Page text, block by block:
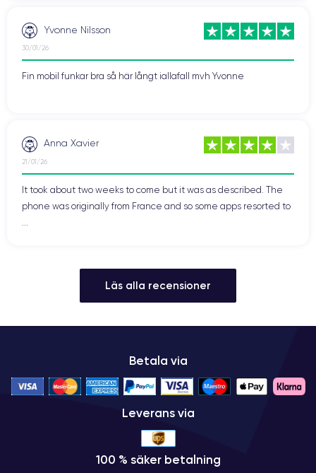
Yvonne Nilsson
30/01/26
Fin mobil funkar bra så här långt iallafall mvh Yvonne
Anna Xavier
21/01/26
It took about two weeks to come but it was as described. The
phone was originally from France and so some apps resorted to
Läs alla recensioner
Betala via
Leverans via
100 % säker betalning